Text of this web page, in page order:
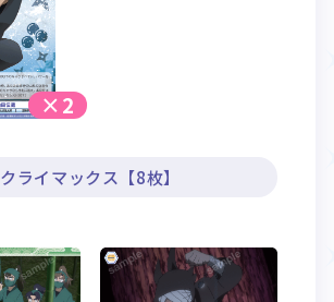
×2
クライマックス【8枚】